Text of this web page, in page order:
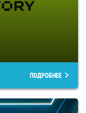
ПОДРОБНЕЕ